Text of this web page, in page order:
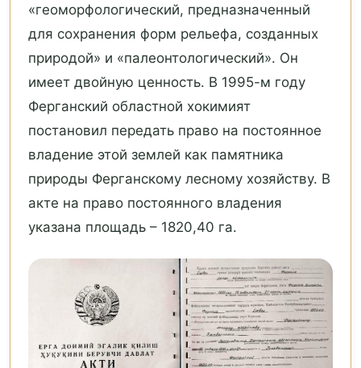
«геоморфологический, предназначенный
для сохранения форм рельефа, созданных
природой» и «палеонтологический». Он
имеет двойную ценность. В 1995-м году
Ферганский областной хокимият
постановил передать право на постоянное
владение этой землей как памятника
природы Ферганскому лесному хозяйству. В
акте на право постоянного владения
указана площадь – 1820,40 га.